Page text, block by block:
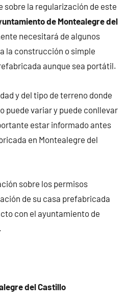
sobre la regularización de este
de Montealegre del
necesitará de algunos
la construcción o simple
aunque sea portátil.
y del tipo de terreno donde
puede variar y puede conllevar
estar informado antes
en Montealegre del
sobre los permisos
de su casa prefabricada
con el ayuntamiento de
del Castillo